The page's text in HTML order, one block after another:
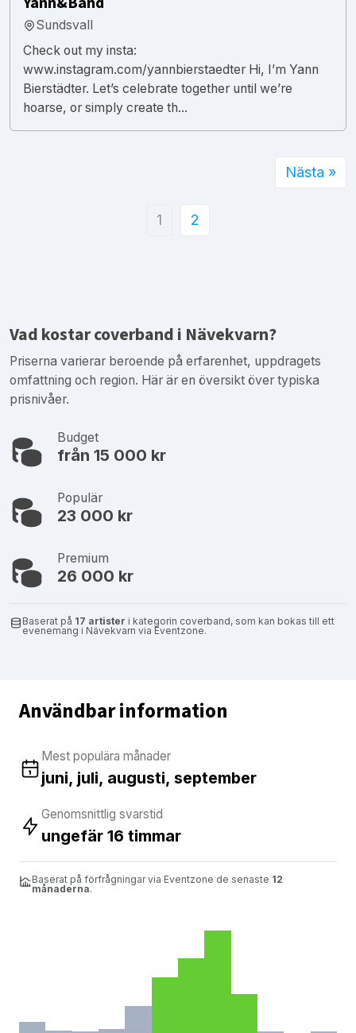
Sundsvall
Check out my insta:
www.instagram.com/yannbierstaedter Hi, I’m Yann
Bierstädter. Let’s celebrate together until we’re
hoarse, or simply create th...
1 2
Nästa »
Vad kostar coverband i Nävekvarn?
Priserna varierar beroende på erfarenhet, uppdragets
omfattning och region. Här är en översikt över typiska
prisnivåer.
Budget
från 15 000 kr
Populär
23 000 kr
Premium
26 000 kr
Baserat på 17 artister i kategorin coverband, som kan bokas till ett
evenemang i Nävekvarn via Eventzone.
Användbar information
Mest populära månader
juni, juli, augusti, september
Genomsnittlig svarstid
ungefär 16 timmar
Baserat på förfrågningar via Eventzone de senaste 12
månaderna.